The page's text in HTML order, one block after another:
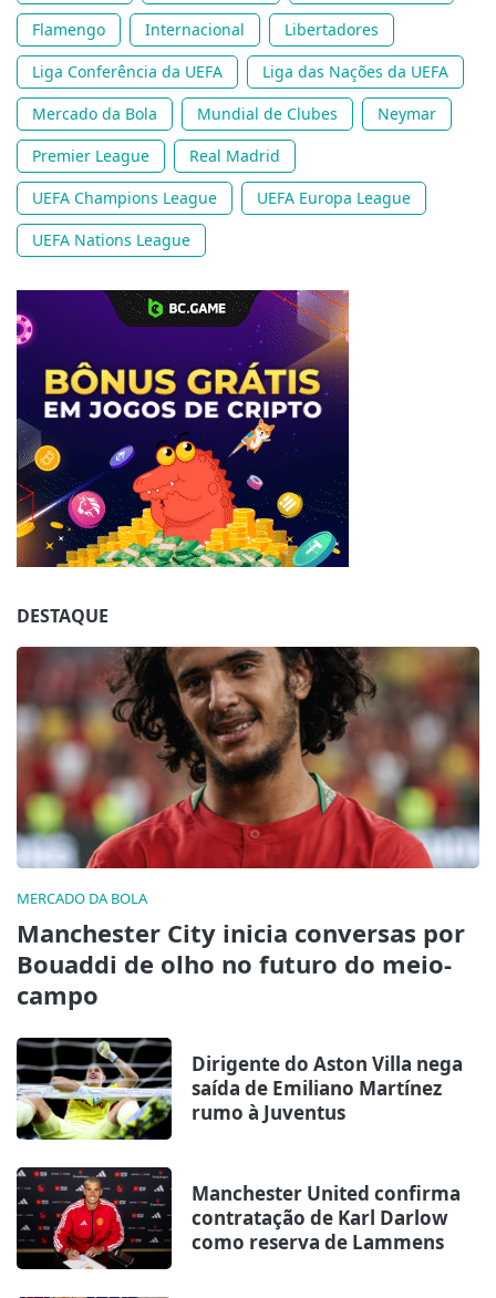
Flamengo
Internacional
Libertadores
Liga Conferência da UEFA
Liga das Nações da UEFA
Mercado da Bola
Mundial de Clubes
Neymar
Premier League
Real Madrid
UEFA Champions League
UEFA Europa League
UEFA Nations League
Jogue com responsabilidade. 18+
DESTAQUE
MERCADO DA BOLA
Manchester City inicia conversas por
Bouaddi de olho no futuro do meio-
campo
Dirigente do Aston Villa nega
saída de Emiliano Martínez
rumo à Juventus
Manchester United confirma
contratação de Karl Darlow
como reserva de Lammens